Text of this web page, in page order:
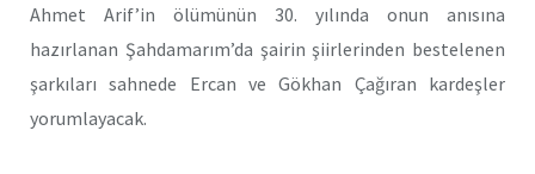
Ahmet Arif’in ölümünün 30. yılında onun anısına
hazırlanan Şahdamarım’da şairin şiirlerinden bestelenen
şarkıları sahnede Ercan ve Gökhan Çağıran kardeşler
yorumlayacak.